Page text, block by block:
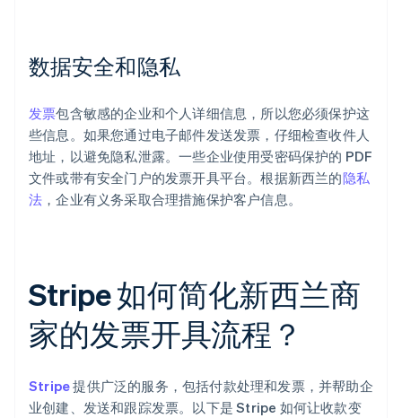
数据安全和隐私
发票包含敏感的企业和个人详细信息，所以您必须保护这
些信息。如果您通过电子邮件发送发票，仔细检查收件人
地址，以避免隐私泄露。一些企业使用受密码保护的 PDF
文件或带有安全门户的发票开具平台。根据新西兰的隐私
法 ，企业有义务采取合理措施保护客户信息。
Stripe 如何简化新西兰商
家的发票开具流程？
Stripe提供广泛的服务，包括付款处理和发票，并帮助企
业创建、发送和跟踪发票。以下是 Stripe 如何让收款变